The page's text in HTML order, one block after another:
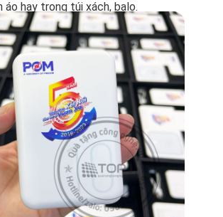
áo hay trong túi xách, balo.